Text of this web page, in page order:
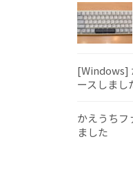
[Windows]
ースしまし
かえうちフ
ました